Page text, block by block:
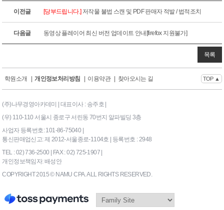
이전글 [당부드립니다.] 저작물 불법 스캔 및 PDF 판매자 적발 / 법적조치
다음글 동영상 플레이어 최신 버전 업데이트 안내[firefox 지원불가]
목록
학원소개 개인정보처리방침 이용약관 찾아오시는 길 TOP ▲
(주)나무경영아카데미 | 대표이사 : 송주호 |
(우) 110-110 서울시 종로구 서린동 70번지 알파빌딩 3층
사업자 등록번호: 101-86-75040 |
통신판매업신고: 제 2012-서울종로-1104호 | 등록번호 : 2948
TEL : 02) 736-2500 | FAX : 02) 725-1907 |
개인정보책임자: 배성안
COPYRIGHT 2015 © NAMU CPA. ALL RIGHTS RESERVED.169|End Timer : 6.738281E-